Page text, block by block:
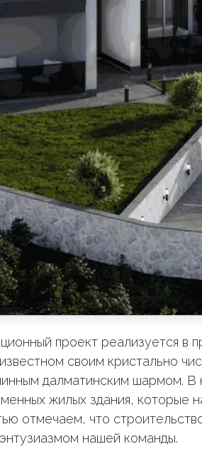
проект реализуется в
своим кристально
далматинским шармом. В
жилых здания, которые
отмечаем, что
нашей команды.